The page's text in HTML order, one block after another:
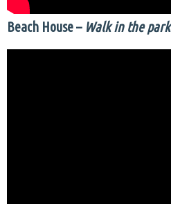
Beach House –Walk in the park